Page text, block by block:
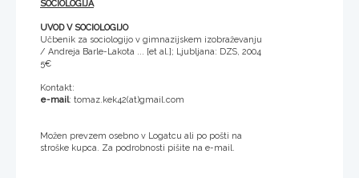
SOCIOLOGIJA
UVOD V SOCIOLOGIJO
Učbenik za sociologijo v gimnazijskem izobraževanju
/ Andreja Barle-Lakota ... [et al.]; Ljubljana: DZS, 2004
5€
Kontakt:
e-mail: tomaz.kek42(at)gmail.com
Možen prevzem osebno v Logatcu ali po pošti na
stroške kupca. Za podrobnosti pišite na e-mail.